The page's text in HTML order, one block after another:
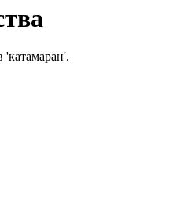
'катамаран'.